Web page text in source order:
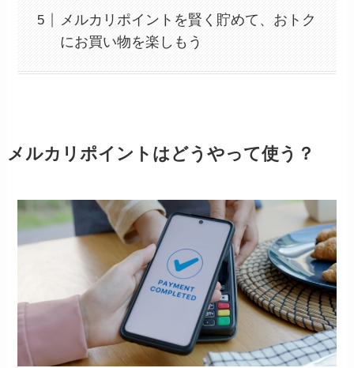
メルカリポイントを賢く貯めて、おトク
にお買い物を楽しもう
メルカリポイントはどうやって使う？